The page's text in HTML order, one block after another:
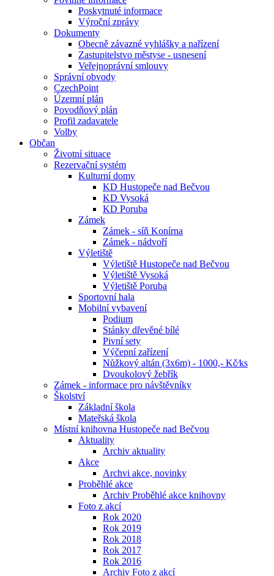
Poskytnuté informace
Výroční zprávy
Dokumenty
Obecně závazné vyhlášky a nařízení
Zastupitelstvo městyse - usnesení
Veřejnoprávní smlouvy
Správní obvody
CzechPoint
Územní plán
Povodňový plán
Profil zadavatele
Volby
Občan
Životní situace
Rezervační systém
Kulturní domy
KD Hustopeče nad Bečvou
KD Vysoká
KD Poruba
Zámek
Zámek - síň Konírna
Zámek - nádvoří
Výletiště
Výletiště Hustopeče nad Bečvou
Výletiště Vysoká
Výletiště Poruba
Sportovní hala
Mobilní vybavení
Podium
Stánky dřevěné bílé
Pivní sety
Výčepní zařízení
Nůžkový altán (3x6m) - 1000,- Kč⁄ks
Dvoukolový žebřík
Zámek - informace pro návštěvníky
Školství
Základní škola
Mateřská škola
Místní knihovna Hustopeče nad Bečvou
Aktuality
Archiv aktuality
Akce
Archvi akce, novinky
Proběhlé akce
Archiv Proběhlé akce knihovny
Foto z akcí
Rok 2020
Rok 2019
Rok 2018
Rok 2017
Rok 2016
Archiv Foto z akcí